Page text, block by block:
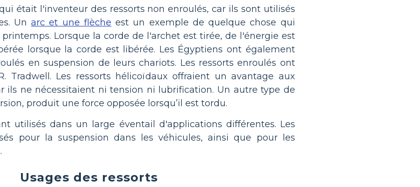
était l'inventeur des ressorts non enroulés, car ils sont utilisés
Unarc et une flèche est un exemple de quelque chose qui
Lorsque la corde de l'archet est tirée, de l'énergie est
lorsque la corde est libérée. Les Égyptiens ont également
en suspension de leurs chariots. Les ressorts enroulés ont
Tradwell. Les ressorts hélicoïdaux offraient un avantage aux
ils ne nécessitaient ni tension ni lubrification. Un autre type de
produit une force opposée lorsqu’il est tordu.
utilisés dans un large éventail d'applications différentes. Les
pour la suspension dans les véhicules, ainsi que pour les
Usages des ressorts